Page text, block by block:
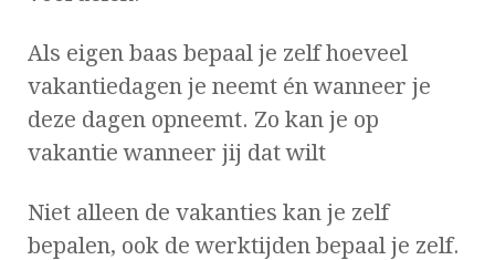
Als eigen baas bepaal je zelf hoeveel
vakantiedagen je neemt én wanneer je
deze dagen opneemt. Zo kan je op
vakantie wanneer jij dat wilt
Niet alleen de vakanties kan je zelf
bepalen, ook de werktijden bepaal je zelf.